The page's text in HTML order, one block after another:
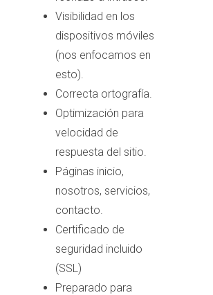
Visibilidad en los
dispositivos móviles
(nos enfocamos en
esto).
Correcta ortografía.
Optimización para
velocidad de
respuesta del sitio.
Páginas inicio,
nosotros, servicios,
contacto.
Certificado de
seguridad incluido
(SSL)
Preparado para